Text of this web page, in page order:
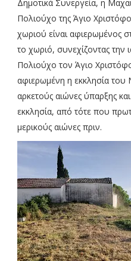
Δημοτικά Συνεργεία, η
Πολιούχο της Άγιο
χωριού είναι αφιερωμένος
το χωριό, συνεχίζοντας την
Πολιούχο τον Άγιο
αφιερωμένη η εκκλησία του
αρκετούς αιώνες ύπαρξης
εκκλησία, από τότε που
μερικούς αιώνες πριν.